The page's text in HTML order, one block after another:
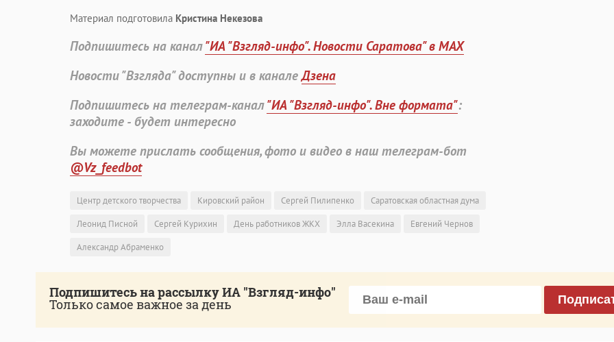
Материал подготовила Кристина Некезова
Подпишитесь на канал"ИА "Взгляд-инфо". Новости Саратова" в MAX
Новости "Взгляда" доступны и в каналеДзена
Подпишитесь на телеграм-канал"ИА "Взгляд-инфо". Вне формата":
заходите - будет интересно
Вы можете прислать сообщения, фото и видео в наш телеграм-бот
@Vz_feedbot
Центр детского творчества Кировский район Сергей Пилипенко
Саратовская областная дума
Леонид Писной
Сергей Курихин День работников ЖКХ Элла Васекина
Евгений Чернов
Александр Абраменко
Подпишитесь на рассылку ИА "Взгляд-инфо"
Только самое важное за день